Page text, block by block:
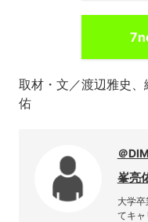
取材・文／渡辺雅史
佑
＠
峯亮
大学
てキャ